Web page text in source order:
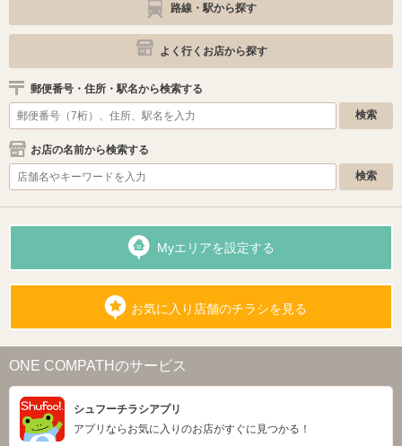
路線・駅から探す
よく行くお店から探す
郵便番号・住所・駅名から検索する
お店の名前から検索する
Myエリアを設定する
お気に入り店舗のチラシを見る
ONE COMPATHのサービス
シュフーチラシアプリ
アプリならお気に入りのお店がすぐに見つかる！